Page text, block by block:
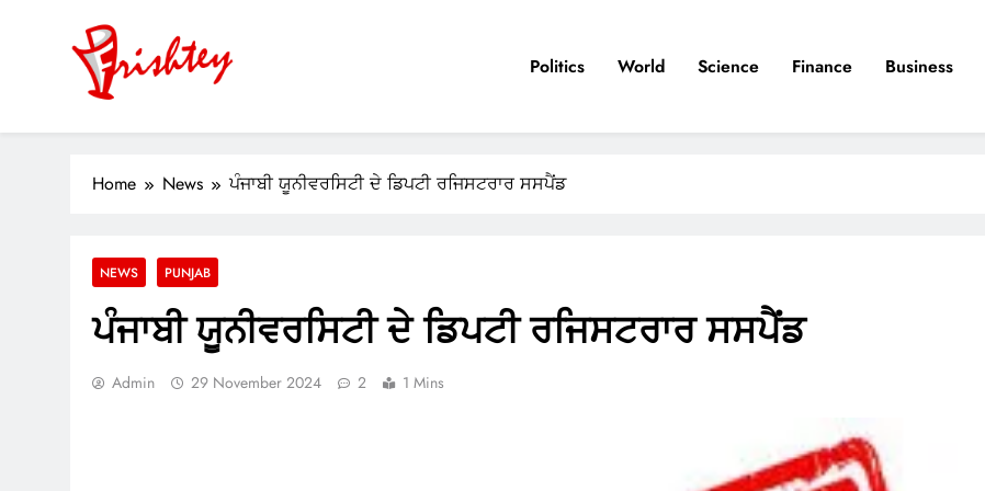
Your Window to the World
Politics World Science Finance Business
Home News ਪੰਜਾਬੀ ਯੂਨੀਵਰਸਿਟੀ ਦੇ ਡਿਪਟੀ ਰਜਿਸਟਰਾਰ ਸਸਪੈਂਡ
NEWS PUNJAB
ਪੰਜਾਬੀ ਯੂਨੀਵਰਸਿਟੀ ਦੇ ਡਿਪਟੀ ਰਜਿਸਟਰਾਰ ਸਸਪੈਂਡ
Admin 29 November 2024 2 1 Mins